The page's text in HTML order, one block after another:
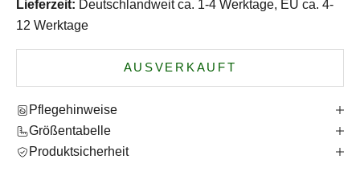
Lieferzeit: Deutschlandweit ca. 1-4 Werktage, EU ca. 4-
12 Werktage
AUSVERKAUFT
Pflegehinweise
Größentabelle
Produktsicherheit